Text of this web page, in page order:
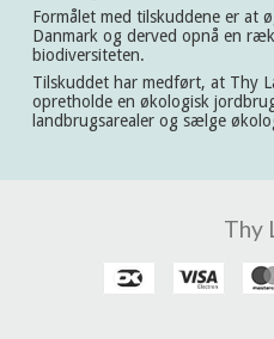
Formålet med tilskuddene er at
Danmark og derved opnå en
biodiversiteten.
Tilskuddet har medført, at Thy
opretholde en økologisk
landbrugsarealer og sælge
Thy